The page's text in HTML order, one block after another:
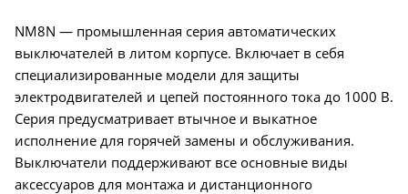
NM8N — промышленная серия автоматических
выключателей в литом корпусе. Включает в себя
специализированные модели для защиты
электродвигателей и цепей постоянного тока до 1000 В.
Серия предусматривает втычное и выкатное
исполнение для горячей замены и обслуживания.
Выключатели поддерживают все основные виды
аксессуаров для монтажа и дистанционного